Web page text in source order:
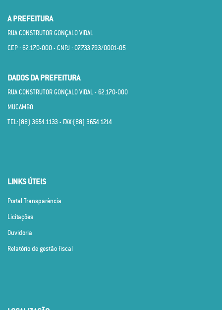
A PREFEITURA
RUA CONSTRUTOR GONÇALO VIDAL
CEP : 62.170­-000 - CNPJ : 07.733.793/0001­-05
DADOS DA PREFEITURA
RUA CONSTRUTOR GONÇALO VIDAL - 62.170­-000
MUCAMBO
TEL:(88) 3654.1133 - FAX:(88) 3654.1214
LINKS ÚTEIS
Portal Transparência
Licitações
Ouvidoria
Relatório de gestão fiscal